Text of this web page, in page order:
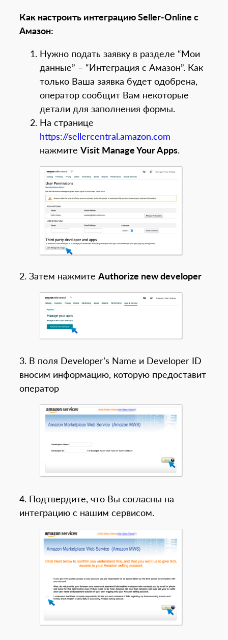
Как настроить интеграцию Seller-Online с
Амазон:
Нужно подать заявку в разделе “Мои
данные” – “Интеграция с Амазон”. Как
только Ваша заявка будет одобрена,
оператор сообщит Вам некоторые
детали для заполнения формы.
На странице
https://sellercentral.amazon.com
нажмите Visit Manage Your Apps.
2. Затем нажмите Authorize new developer
3. В поля Developer’s Name и Developer ID
вносим информацию, которую предоставит
оператор
4. Подтвердите, что Вы согласны на
интеграцию с нашим сервисом.